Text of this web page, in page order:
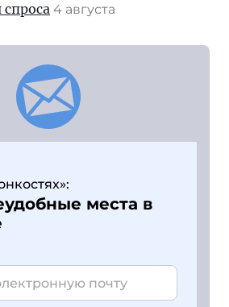
4 августа
места в